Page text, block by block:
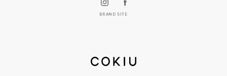
BRAND SITE